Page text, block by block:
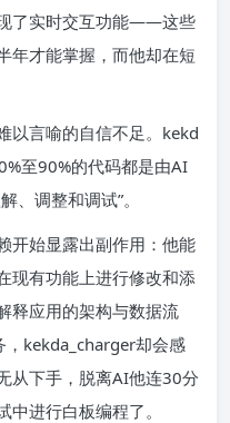
了实时交互功能——这些
年才能掌握，而他却在短
以言喻的自信不足。kekd
至90%的代码都是由AI
、调整和调试”。
开始显露出副作用：他能
现有功能上进行修改和添
释应用的架构与数据流
，kekda_charger却会感
从下手，脱离AI他连30分
进行白板编程了。